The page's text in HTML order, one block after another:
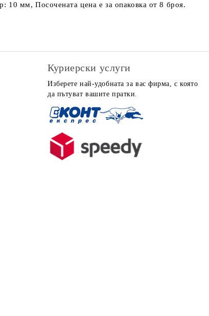
мм, Посочената цена е за опаковка от 8 броя.
Куриерски услуги
Изберете най-удобната за вас фирма, с която
да пътуват вашите пратки.